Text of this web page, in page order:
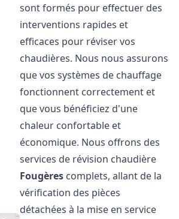
sont formés pour effectuer des
interventions rapides et
efficaces pour réviser vos
chaudières. Nous nous assurons
que vos systèmes de chauffage
fonctionnent correctement et
que vous bénéficiez d'une
chaleur confortable et
économique. Nous offrons des
services de révision chaudière
Fougères complets, allant de la
vérification des pièces
détachées à la mise en service